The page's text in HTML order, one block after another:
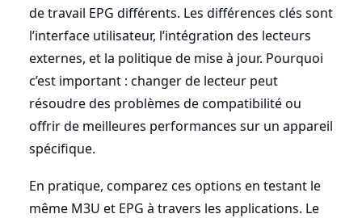
de travail EPG différents. Les différences clés sont
l’interface utilisateur, l’intégration des lecteurs
externes, et la politique de mise à jour. Pourquoi
c’est important : changer de lecteur peut
résoudre des problèmes de compatibilité ou
offrir de meilleures performances sur un appareil
spécifique.
En pratique, comparez ces options en testant le
même M3U et EPG à travers les applications. Le